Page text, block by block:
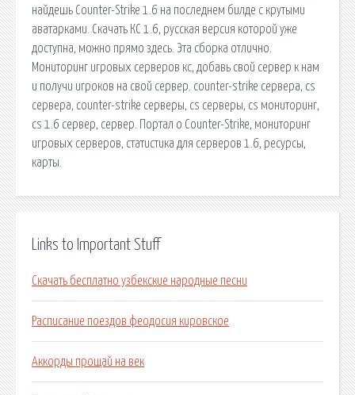
найдешь Counter-Strike 1.6 на последнем билде с крутыми
аватарками. Скачать КС 1.6, русская версия которой уже
доступна, можно прямо здесь. Эта сборка отлично.
Мониторинг игровых серверов кс, добавь свой сервер к нам
и получи игроков на свой сервер. counter-strike сервера, cs
сервера, counter-strike серверы, cs серверы, cs мониторинг,
cs 1.6 сервер, сервер. Портал о Counter-Strike, мониторинг
игровых серверов, статистика для серверов 1.6, ресурсы,
карты.
Links to Important Stuff
Скачать бесплатно узбекские народные песни
Расписание поездов феодосия кировское
Аккорды прощай на век